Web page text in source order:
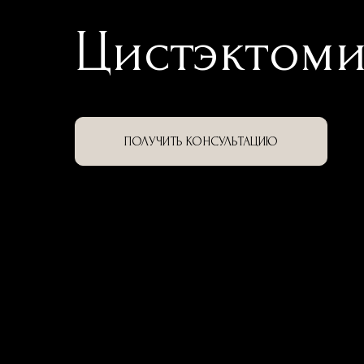
ПОЛУЧИТЬ КОНСУЛЬТАЦИЮ